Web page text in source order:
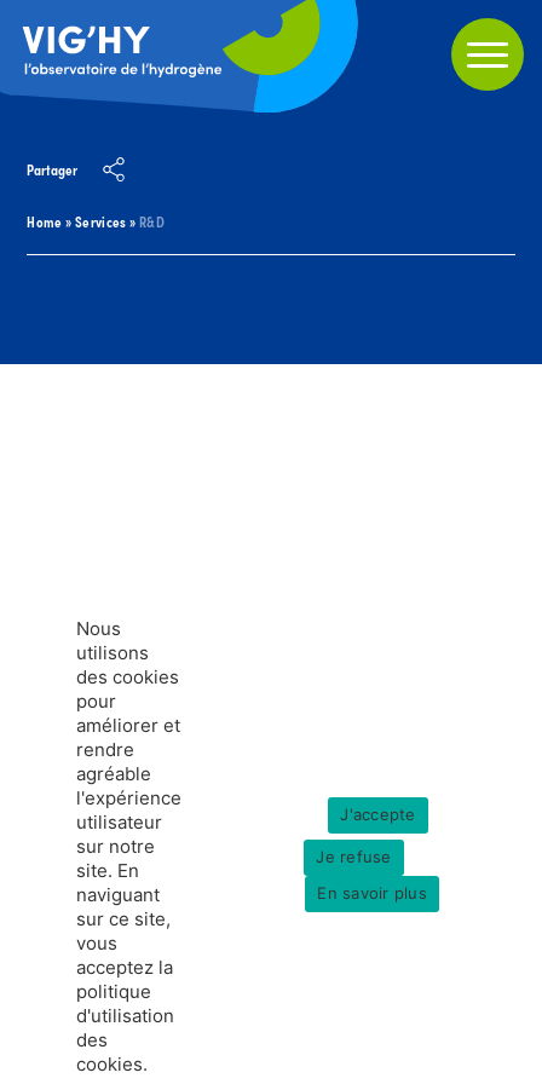
Home»Services»R&D
Partager
france-hydrogene.org
Données personnelles
Mentions légales
Nous
utilisons
des cookies
pour
améliorer et
rendre
agréable
l'expérience
utilisateur
sur notre
site. En
naviguant
sur ce site,
vous
acceptez la
politique
d'utilisation
des
cookies.
J'accepte
Je refuse
En savoir plus